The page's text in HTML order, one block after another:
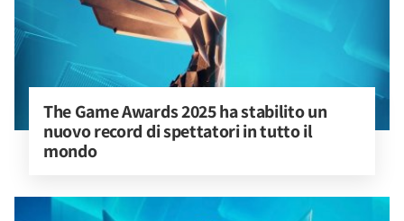
The Game Awards 2025 ha stabilito un
nuovo record di spettatori in tutto il
mondo